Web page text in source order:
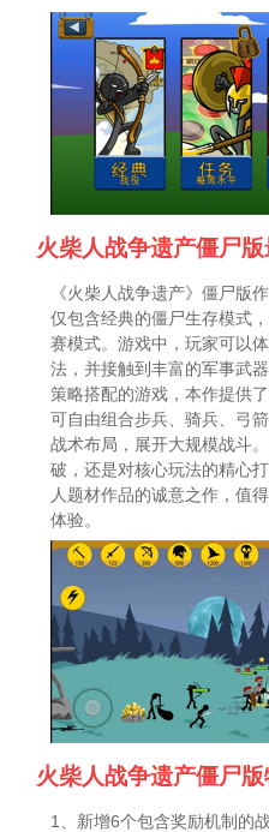
火柴人战争遗产僵尸
《火柴人战争遗产》僵尸版
仅包含经典的僵尸生存模式
赛模式。游戏中，玩家可以
法，并接触到丰富的军事武
策略搭配的游戏，本作提供
可自由组合步兵、骑兵、弓
战术布局，展开大规模战斗
破，还是对核心玩法的精心
人题材作品的诚意之作，值
体验。
火柴人战争遗产僵尸版
1、新增6个包含奖励机制的